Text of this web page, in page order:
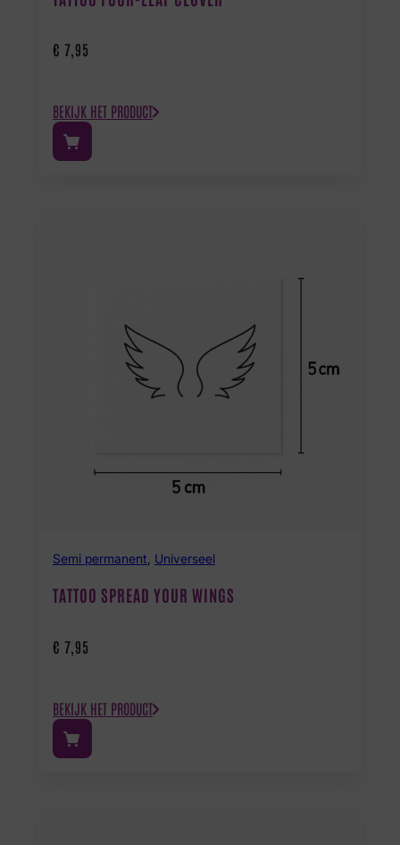
€ 7,95
BEKIJK HET PRODUCT
Semi permanent Universeel
TATTOO SPREAD YOUR WINGS
€ 7,95
BEKIJK HET PRODUCT